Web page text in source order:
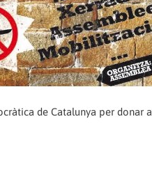
de Catalunya per donar